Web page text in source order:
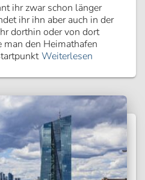
ihr zwar schon länger
ihr ihn aber auch in der
dorthin oder von dort
man den Heimathafen
Weiterlesen